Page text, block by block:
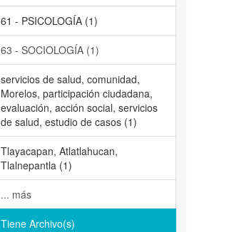
61 - PSICOLOGÍA (1)
63 - SOCIOLOGÍA (1)
servicios de salud, comunidad,
Morelos, participación ciudadana,
evaluación, acción social, servicios
de salud, estudio de casos (1)
Tlayacapan, Atlatlahucan,
Tlalnepantla (1)
... más
Tiene Archivo(s)